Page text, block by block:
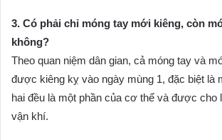
3. Có phải chỉ móng tay mới kiêng, còn
không?
Theo quan niệm dân gian, cả móng tay và
được kiêng kỵ vào ngày mùng 1, đặc biệt là
hai đều là một phần của cơ thể và được cho
vận khí.